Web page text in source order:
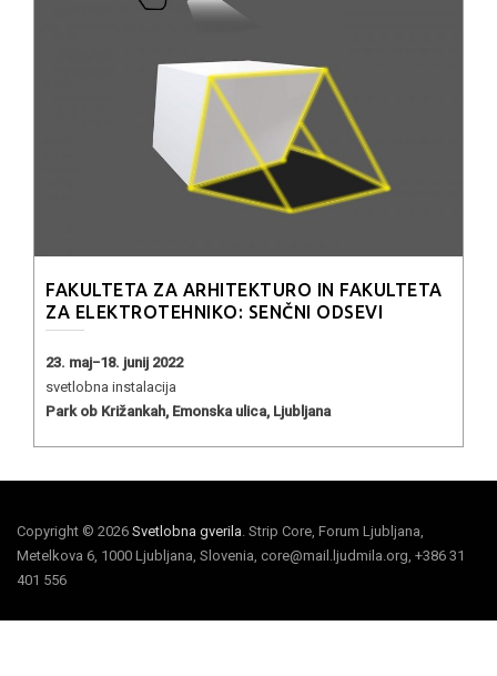
FAKULTETA ZA ARHITEKTURO IN FAKULTETA
ZA ELEKTROTEHNIKO: SENČNI ODSEVI
23. maj−18. junij 2022
svetlobna instalacija
Park ob Križankah, Emonska ulica, Ljubljana
Copyright © 2026 Svetlobna gverila. Strip Core, Forum Ljubljana,
Metelkova 6, 1000 Ljubljana, Slovenia, core@mail.ljudmila.org, +386 31
401 556